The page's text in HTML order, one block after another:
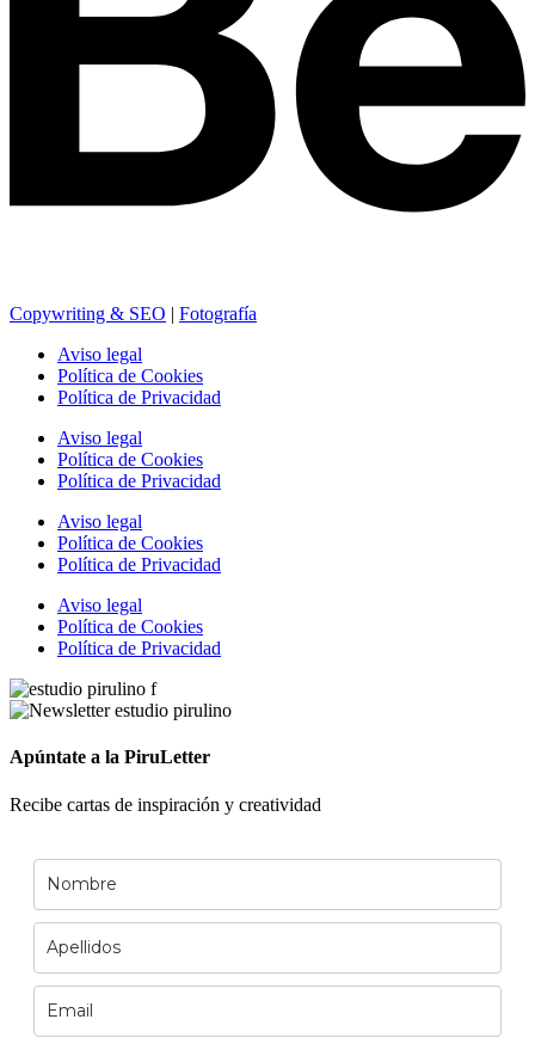
Copywriting & SEO | Fotografía
Aviso legal
Política de Cookies
Política de Privacidad
Aviso legal
Política de Cookies
Política de Privacidad
Aviso legal
Política de Cookies
Política de Privacidad
Aviso legal
Política de Cookies
Política de Privacidad
Apúntate a la PiruLetter
Recibe cartas de inspiración y creatividad